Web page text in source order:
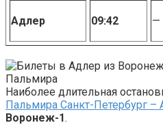
Адлер 09:42 —
Наиболее длительная
Пальмира Санкт-Петербург –
Воронеж-1.